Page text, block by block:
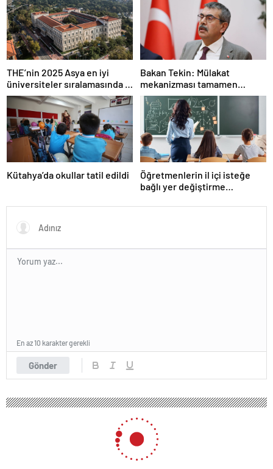
THE’nin 2025 Asya en iyi
üniversiteler sıralamasında 4
Türk üniversitesi ilk 100’e
girdi
Bakan Tekin: Mülakat
mekanizması tamamen
kalkıyor
Kütahya’da okullar tatil edildi
Öğretmenlerin il içi isteğe
bağlı yer değiştirme
Gönder
En az 10 karakter gerekli